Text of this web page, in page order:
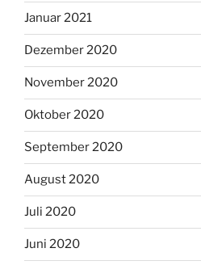
Januar 2021
Dezember 2020
November 2020
Oktober 2020
September 2020
August 2020
Juli 2020
Juni 2020